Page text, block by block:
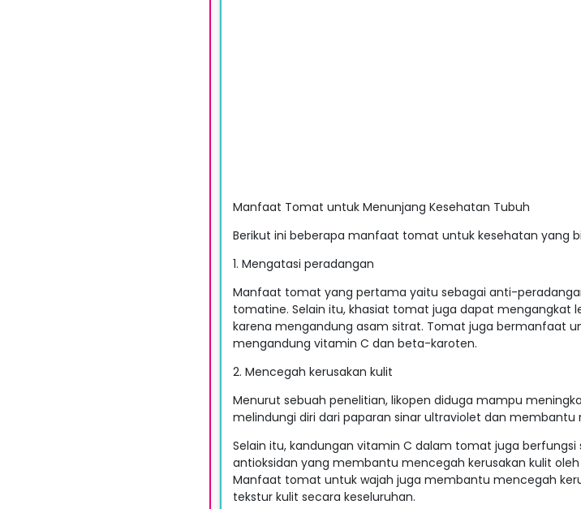
Manfaat Tomat untuk Menunjang Kesehatan Tubuh
Berikut ini beberapa manfaat tomat untuk kesehatan yang
1. Mengatasi peradangan
Manfaat tomat yang pertama yaitu sebagai anti-
tomatine. Selain itu, khasiat tomat juga dapat mengangkat
karena mengandung asam sitrat. Tomat juga bermanfaat
mengandung vitamin C dan beta-karoten.
2. Mencegah kerusakan kulit
Menurut sebuah penelitian, likopen diduga mampu
melindungi diri dari paparan sinar ultraviolet dan
Selain itu, kandungan vitamin C dalam tomat juga berfungsi
antioksidan yang membantu mencegah kerusakan kulit
Manfaat tomat untuk wajah juga membantu mencegah
tekstur kulit secara keseluruhan.